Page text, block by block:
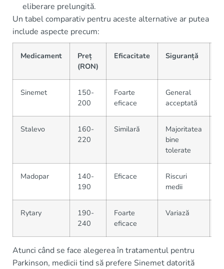
eliberare prelungită.
Un tabel comparativ pentru aceste alternative ar putea
include aspecte precum:
Medicament
Preț
(RON)
Eficacitate Siguranță
Sinemet
150-
200
Foarte
eficace
General
acceptată
Stalevo
160-
220
Similară
Majoritatea
bine
tolerate
Madopar
140-
190
Eficace
Riscuri
medii
Rytary
190-
240
Foarte
eficace
Variază
Atunci când se face alegerea în tratamentul pentru
Parkinson, medicii tind să prefere Sinemet datorită